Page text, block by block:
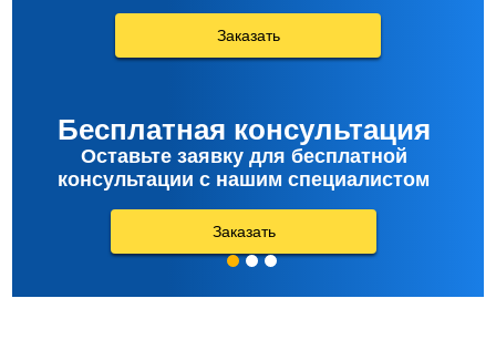
Заказать
Бесплатная консультация
Оставьте заявку для бесплатной
консультации с нашим специалистом
Заказать